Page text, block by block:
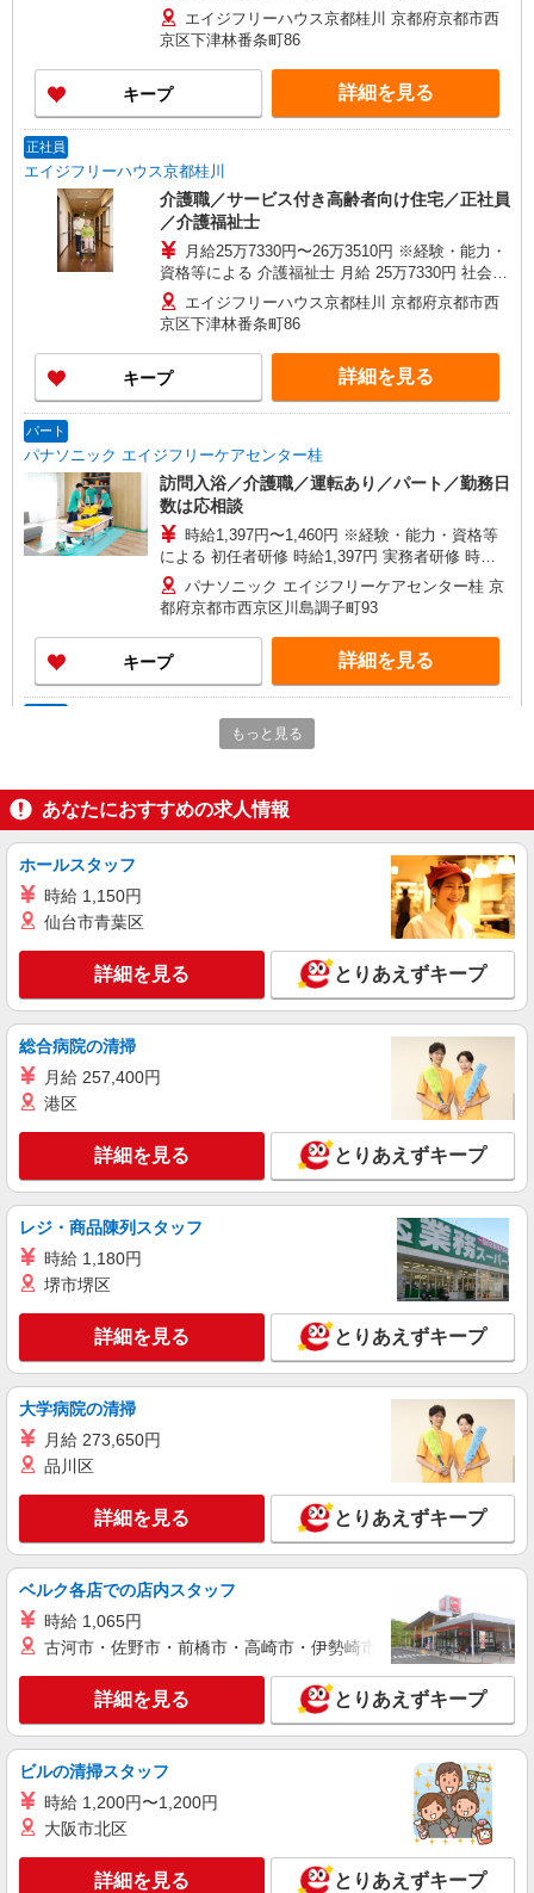
他資格 時給1,168円 ※一律処遇改善加算含む 〇時
間外勤務手当 〇土日祝勤務手当 〇夜勤手当 〇年
末年始勤務手当
エイジフリーハウス京都桂川 京都府京都市西
京区下津林番条町86
キープ 詳細を見る
正社員
エイジフリーハウス京都桂川
介護職／サービス付き高齢者向け住宅／正社員
／介護福祉士
月給25万7330円〜26万3510円 ※経験・能力・
資格等による 介護福祉士 月給 25万7330円 社会福
祉士 月給 26万3510円 ※一律処遇改善加算含む ※
夜勤手当6000円/4回を含む 〇資格手当 〇職種手当
〇業務手当 〇時間外勤務手当 〇夜勤手当 〇深夜
勤務手当 〇休日勤務手当 〇年末年始勤務手当
エイジフリーハウス京都桂川 京都府京都市西
京区下津林番条町86
キープ 詳細を見る
パート
パナソニック エイジフリーケアセンター桂
訪問入浴／介護職／運転あり／パート／勤務日
数は応相談
時給1,397円〜1,460円 ※経験・能力・資格等
による 初任者研修 時給1,397円 実務者研修 時給
1,397円 介護福祉士 時給1,460円 ※サービス提供8
件目以降〜1,000円/件 手当あり ※一律処遇改善加
算含む 〇時間外勤務手当 〇土日祝勤務手当 〇無
事故無違反表彰金 〇年末年始勤務手当
パナソニック エイジフリーケアセンター桂 京
都府京都市西京区川島調子町93
キープ 詳細を見る
パナソニック エイジフリーケアセンター桂
数は応相談
時給1,397円〜1,460円 ※経験・能力・資格等
による 初任者研修 時給1,397円 実務者研修 時給
1,397円 介護福祉士 時給1,460円 ※サービス提供8
件目以降〜1,000円/件 手当あり ※一律処遇改善加
算含む 〇時間外勤務手当 〇土日祝勤務手当 〇無
事故無違反表彰金 〇年末年始勤務手当
パナソニック エイジフリーケアセンター桂 京
詳細を見る
正社員
はーとふる京都上桂【株式会社はーとふる】
＼＼オープニングスタッフ募集／／ 住宅型有
料老人ホームの介護スタッフ
想定月収 265,000円〜354,000円 （介護福
祉士の資格手当・処遇改善手当・夜勤手当5回分を
含む場合） 【内訳】 ・基本給：180,000〜
259,000円（経験・能力による） ・資格手
当 10,000円 （実務者研修修了者、初任者
研修修了者ほか） ・資格手当 20,000円
（介護福祉士） ・処遇改善手当 45,000円 ・夜勤
手当 6,000円/回（夜勤シフトの回数に応じ
以上可能！ ★経験を積んで年収450万円以上も目
指せます！
はーとふる京都上桂 （京都府京都市西京区上
桂東ノ口）
キープ 詳細を見る
正社員
グループホーム ソラスト金閣アネックス/2680000022-020
介護管理職（施設長・所長）
月給309,145円〜329,022円（経験・能力等に
よる） ＜給与補足＞夜勤2回分（15,785〜16,122
円）含む。※夜勤1回あたり7,879〜8,061円（深夜
割増＋夜勤手当）
京都府京都市西京区下津林楠町98-1
詳細を見る
（株）ウィルオブ・ワークCW 京都支店/ms260101
小規模老人ホームstaff
時給1400円 ◆前払い・日払い・週払いOK
キープ 詳細を見る
株式会社kotrio /●KY-H-1956848
上桂駅★シフト柔軟で長く働きやすいシニア向
時給1550円〜2187円 ＜日払い有/週払い有/交
通費全支給(ガソリン代含む)＞
もっと見る
あなたにおすすめの求人情報
ホールスタッフ
時給 1,150円
仙台市青葉区
詳細を見る とりあえずキープ
総合病院の清掃
月給 257,400円
港区
詳細を見る とりあえずキープ
レジ・商品陳列スタッフ
時給 1,180円
堺市堺区
詳細を見る とりあえずキープ
大学病院の清掃
月給 273,650円
品川区
詳細を見る とりあえずキープ
ベルク各店での店内スタッフ
時給 1,065円
古河市・佐野市・前橋市・高崎市・伊勢崎市・太田市・館林市
詳細を見る とりあえずキープ
ビルの清掃スタッフ
時給 1,200円〜1,200円
大阪市北区
詳細を見る とりあえずキープ